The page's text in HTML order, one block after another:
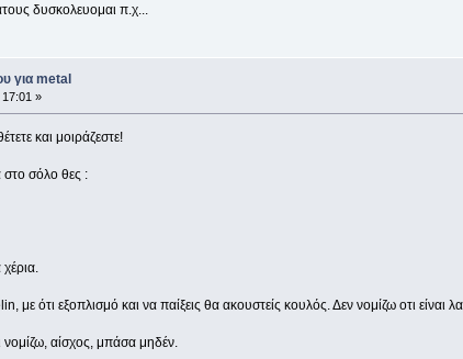
δυσκολευομαι π.χ...
για metal
17:01 »
και μοιράζεστε!
στο σόλο θες :
με ότι εξοπλισμό και να παίξεις θα ακουστείς κουλός. Δεν νομίζω οτι
αίσχος, μπάσα μηδέν.